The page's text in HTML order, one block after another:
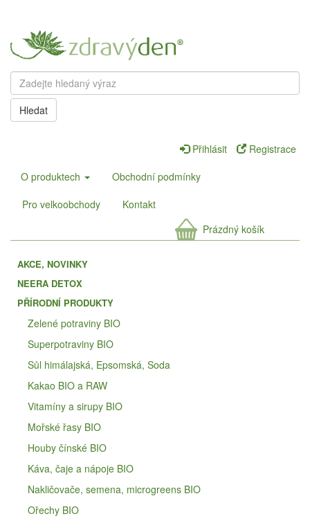
Hledat
Přihlásit
Registrace
O produktech
Obchodní podmínky
Pro velkoobchody
Kontakt
Prázdný košík
AKCE, NOVINKY
NEERA DETOX
PŘÍRODNÍ PRODUKTY
Zelené potraviny BIO
Superpotraviny BIO
Sůl himálajská, Epsomská, Soda
Kakao BIO a RAW
Vitamíny a sirupy BIO
Mořské řasy BIO
Houby čínské BIO
Káva, čaje a nápoje BIO
Nakličovače, semena, microgreens BIO
Ořechy BIO